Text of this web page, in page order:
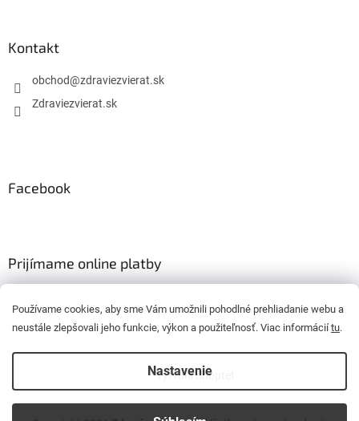
Používame cookies, aby sme Vám umožnili pohodlné prehliadanie webu a
neustále zlepšovali jeho funkcie, výkon a použiteľnosť. Viac informáciítu.
Nastavenie
Kontakt
obchod@zdraviezvierat.sk
Zdraviezvierat.sk
Facebook
Prijímame online platby
Vytvoril Shoptet